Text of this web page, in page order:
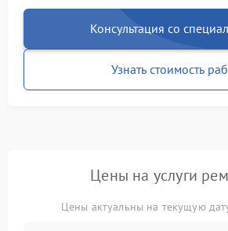
Консультация со
Узнать стоимость
Цены на услуги
Цены актуальны на текущую